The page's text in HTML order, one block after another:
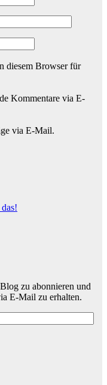
diesem Browser für
Kommentare via E-
via E-Mail.
zu abonnieren und
E-Mail zu erhalten.